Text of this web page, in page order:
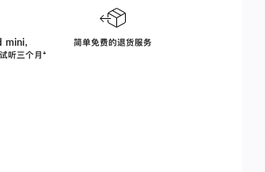
，
听三个月脚
⁺
简单免费的退货服务